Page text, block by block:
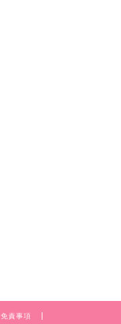
免責事項